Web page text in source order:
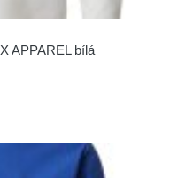
APPAREL bílá